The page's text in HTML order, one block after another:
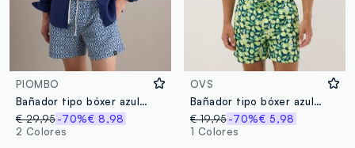
PIOMBO
Bañador tipo bóxer azul con estampado geométrico
€ 29,95-70%€ 8,98
2 Colores
OVS
Bañador tipo bóxer azul con estampado Limoncello
€ 19,95 -70%€ 5,98
1 Colores